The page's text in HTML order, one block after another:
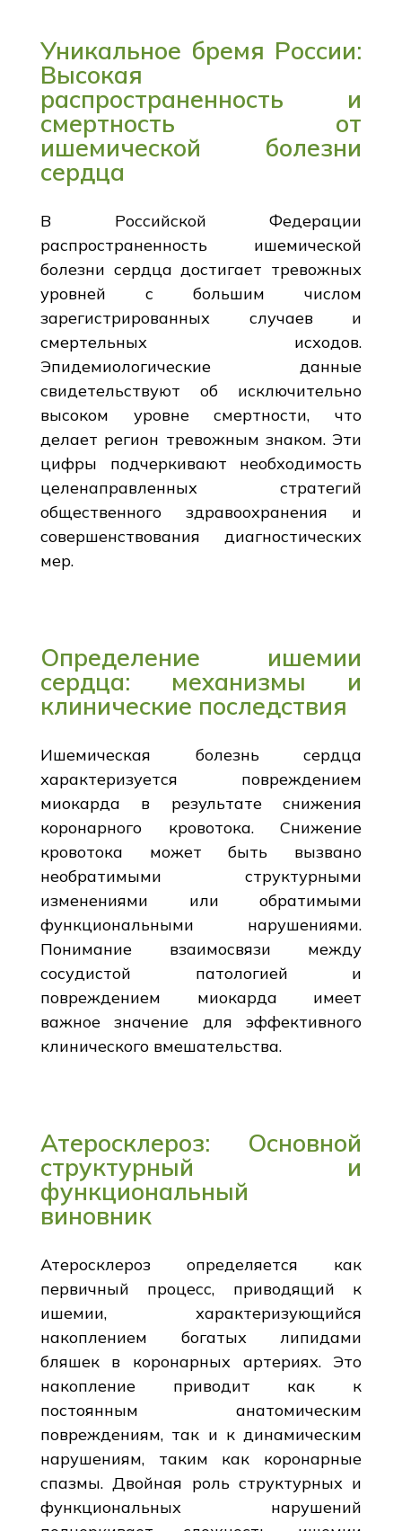
Уникальное бремя России:
Высокая
распространенность и
смертность от
ишемической болезни
сердца
В Российской Федерации
распространенность ишемической
болезни сердца достигает тревожных
уровней с большим числом
зарегистрированных случаев и
смертельных исходов.
Эпидемиологические данные
свидетельствуют об исключительно
высоком уровне смертности, что
делает регион тревожным знаком. Эти
цифры подчеркивают необходимость
целенаправленных стратегий
общественного здравоохранения и
совершенствования диагностических
мер.
Определение ишемии
сердца: механизмы и
клинические последствия
Ишемическая болезнь сердца
характеризуется повреждением
миокарда в результате снижения
коронарного кровотока. Снижение
кровотока может быть вызвано
необратимыми структурными
изменениями или обратимыми
функциональными нарушениями.
Понимание взаимосвязи между
сосудистой патологией и
повреждением миокарда имеет
важное значение для эффективного
клинического вмешательства.
Атеросклероз: Основной
структурный и
функциональный
виновник
Атеросклероз определяется как
первичный процесс, приводящий к
ишемии, характеризующийся
накоплением богатых липидами
бляшек в коронарных артериях. Это
накопление приводит как к
постоянным анатомическим
повреждениям, так и к динамическим
нарушениям, таким как коронарные
спазмы. Двойная роль структурных и
функциональных нарушений